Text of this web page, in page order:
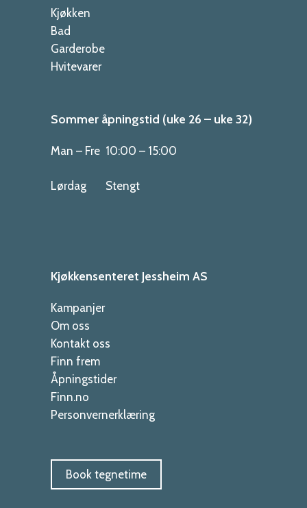
Kjøkken
Bad
Garderobe
Hvitevarer
Sommer åpningstid (uke 26 – uke 32)
Man – Fre 10:00 – 15:00
Lørdag Stengt
Kjøkkensenteret Jessheim AS
Kampanjer
Om oss
Kontakt oss
Finn frem
Åpningstider
Finn.no
Personvernerklæring
Book tegnetime